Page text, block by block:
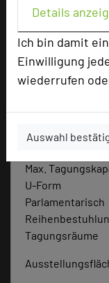
Details
Ich bin damit
Einwilligung
wiederrufen
Auswahl
Tagungsleiter
Max.
U-Form
Parlamentarisch
Tagungsräume